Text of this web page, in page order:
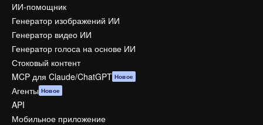
ИИ-помощник
Генератор изображений ИИ
Генератор видео ИИ
Генератор голоса на основе ИИ
Стоковый контент
MCP для Claude/ChatGPT Новое
Агенты Новое
API
Мобильное приложение